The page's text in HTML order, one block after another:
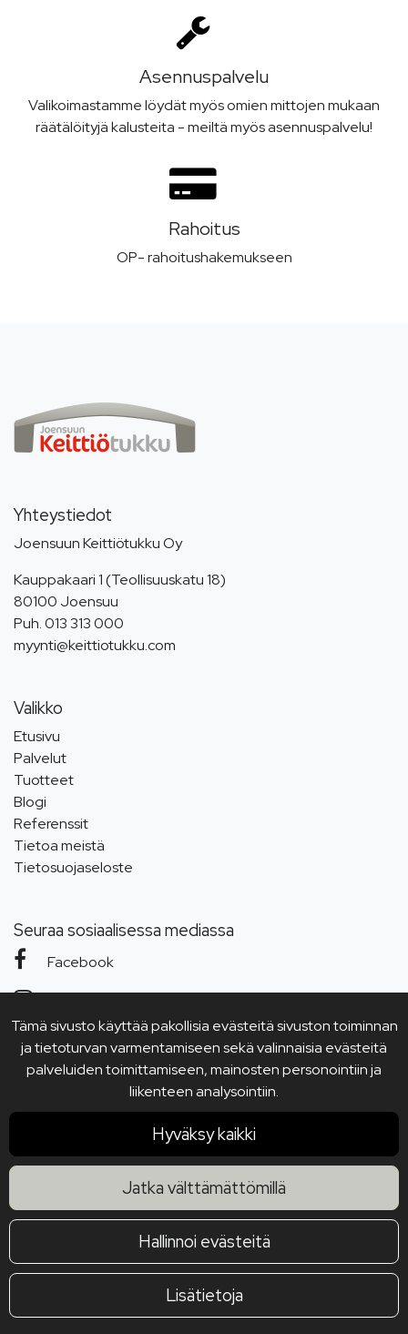
Tämä sivusto käyttää pakollisia evästeitä sivuston toiminnan
ja tietoturvan varmentamiseen sekä valinnaisia evästeitä
palveluiden toimittamiseen, mainosten personointiin ja
liikenteen analysointiin.
Hyväksy kaikki
Jatka välttämättömillä
Hallinnoi evästeitä
Lisätietoja
Asennus­palvelu
Valikoimastamme löydät myös omien mittojen mukaan
räätälöityjä kalusteita - meiltä myös asennuspalvelu!
Rahoitus
OP- rahoitushakemukseen
Yhteystiedot
Joensuun Keittiötukku Oy
Kauppakaari 1 (Teollisuuskatu 18)
80100 Joensuu
Puh.013 313 000
myynti@keittiotukku.com
Valikko
Etusivu
Palvelut
Tuotteet
Blogi
Referenssit
Tietoa meistä
Tietosuojaseloste
Seuraa sosiaalisessa mediassa
Facebook
YouTube